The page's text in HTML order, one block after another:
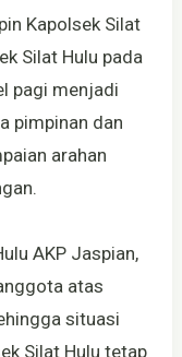
Kapolsek Silat
Silat Hulu pada
pagi menjadi
pimpinan dan
arahan
AKP Jaspian,
atas
situasi
Silat Hulu tetap